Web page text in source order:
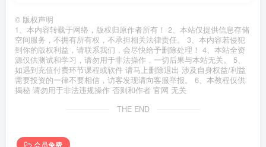
© 版权声明
1、本内容转载于网络，版权归原作者所有！ 2、本站仅提供信息存储
空间服务，不拥有所有权，不承担相关法律责任。 3、本内容若侵犯
到你的版权利益，请联系我们，会尽快给予删除处理！ 4、本站全资
源仅供测试和学习，请勿用于非法操作，一切后果与本站无关。 5、
如遇到充值付费环节课程或软件 请马上删除退出 涉及自身权益/利益
需要投资的一律不要相信，访客发现请向客服举报。 6、本教程仅供
揭秘 请勿用于非法违规操作 否则和作者 官网 无关
THE END
会员免费